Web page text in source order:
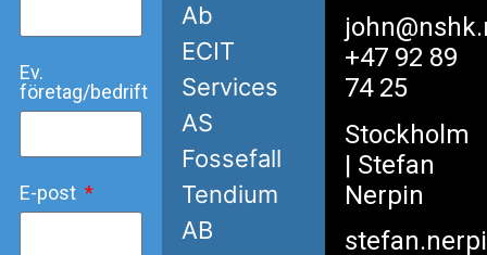
Ev.
företag/bedrift
E-post
Ab
ECIT
Services
AS
Fossefall
Tendium
AB
+47 92 89
74 25
Stockholm
| Stefan
Nerpin